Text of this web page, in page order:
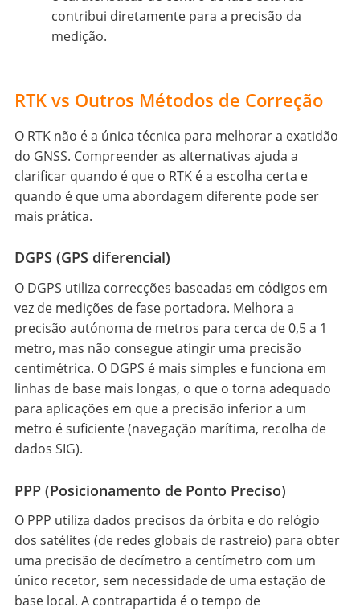
contribui diretamente para a precisão da
medição.
RTK vs Outros Métodos de Correção
O RTK não é a única técnica para melhorar a exatidão
do GNSS. Compreender as alternativas ajuda a
clarificar quando é que o RTK é a escolha certa e
quando é que uma abordagem diferente pode ser
mais prática.
DGPS (GPS diferencial)
O DGPS utiliza correcções baseadas em códigos em
vez de medições de fase portadora. Melhora a
precisão autónoma de metros para cerca de 0,5 a 1
metro, mas não consegue atingir uma precisão
centimétrica. O DGPS é mais simples e funciona em
linhas de base mais longas, o que o torna adequado
para aplicações em que a precisão inferior a um
metro é suficiente (navegação marítima, recolha de
dados SIG).
PPP (Posicionamento de Ponto Preciso)
O PPP utiliza dados precisos da órbita e do relógio
dos satélites (de redes globais de rastreio) para obter
uma precisão de decímetro a centímetro com um
único recetor, sem necessidade de uma estação de
base local. A contrapartida é o tempo de